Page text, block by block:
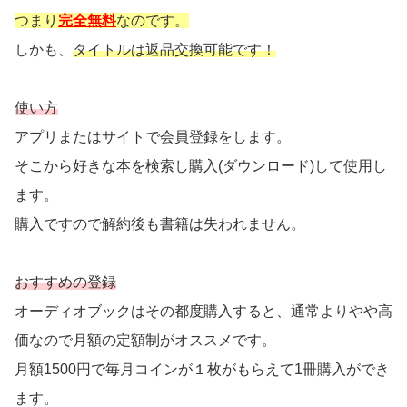
つまり 完全無料なのです。
しかも、 タイトルは返品交換可能です！
使い方
アプリまたはサイトで会員登録をします。
そこから好きな本を検索し購入(ダウンロード)して使用し
ます。
購入ですので解約後も書籍は失われません。
おすすめの登録
オーディオブックはその都度購入すると、通常よりやや高
価なので月額の定額制がオススメです。
月額1500円で毎月コインが１枚がもらえて1冊購入ができ
ます。